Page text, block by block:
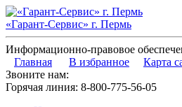
«Гарант-Сервис» г. Пермь
Информационно-правовое
Главная
В избранное Карта
Звоните нам:
Горячая линия: 8-800-775-56-05